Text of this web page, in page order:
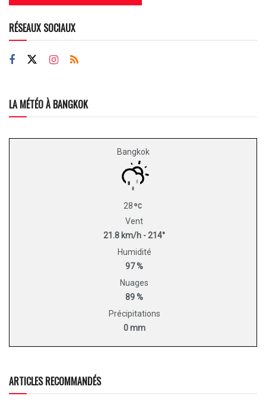
RÉSEAUX SOCIAUX
LA MÉTÉO À BANGKOK
Bangkok
28
Vent
21.8 km/h - 214°
Humidité
97 %
Nuages
89 %
Précipitations
0 mm
ARTICLES RECOMMANDÉS